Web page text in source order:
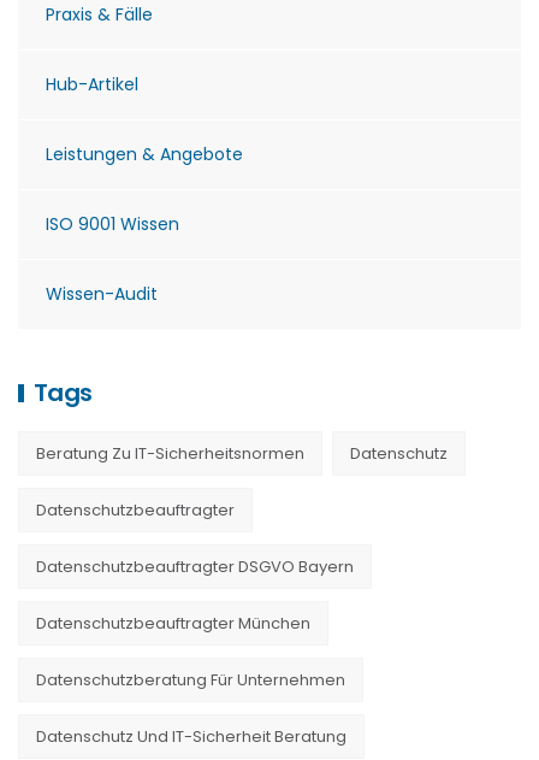
Praxis & Fälle
Hub-Artikel
Leistungen & Angebote
ISO 9001 Wissen
Wissen-Audit
Tags
Beratung Zu IT-Sicherheitsnormen Datenschutz
Datenschutzbeauftragter
Datenschutzbeauftragter DSGVO Bayern
Datenschutzbeauftragter München
Datenschutzberatung Für Unternehmen
Datenschutz Und IT-Sicherheit Beratung